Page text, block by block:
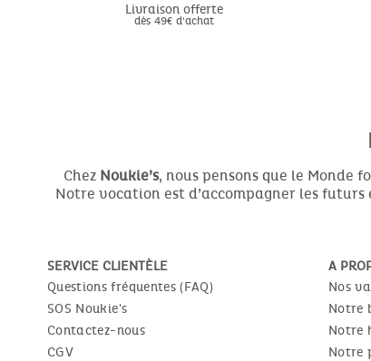
Livraison offerte
dès 49€ d'achat
Chez Noukie’s, nous pensons que le Monde
Notre vocation est d’accompagner les
SERVICE CLIENTÈLE
Questions fréquentes (FAQ)
SOS Noukie's
Contactez-nous
CGV
A
Nos
Notre
Notre
Notre